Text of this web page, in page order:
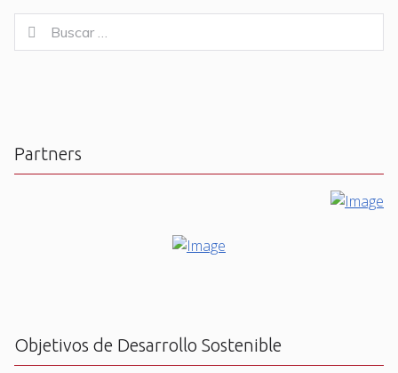
for:
Buscar
Partners
Objetivos de Desarrollo Sostenible